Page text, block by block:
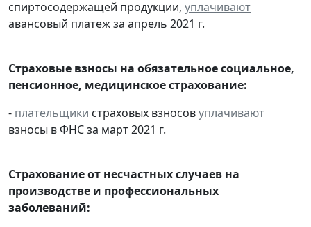
спиртосодержащей продукции, уплачивают
авансовый платеж за апрель 2021 г.
Страховые взносы на обязательное социальное,
пенсионное, медицинское страхование:
- плательщики страховых взносовуплачивают
взносы в ФНС за март 2021 г.
Страхование от несчастных случаев на
производстве и профессиональных
заболеваний: